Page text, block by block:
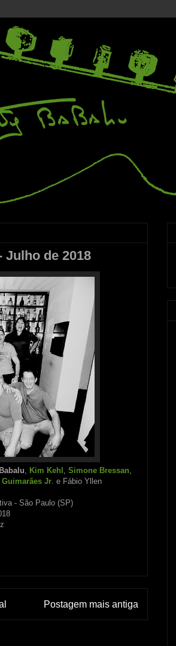
Julho de 2018
, Kim Kehl , Simone Bressan,
Jr. e Fábio Yllen
- São Paulo (SP)
Postagem mais antiga